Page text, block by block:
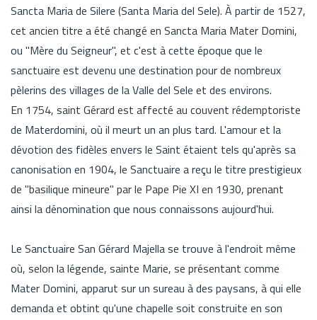
Sancta Maria de Silere (Santa Maria del Sele). À partir de 1527,
cet ancien titre a été changé en Sancta Maria Mater Domini,
ou "Mère du Seigneur", et c'est à cette époque que le
sanctuaire est devenu une destination pour de nombreux
pèlerins des villages de la Valle del Sele et des environs.
En 1754, saint Gérard est affecté au couvent rédemptoriste
de Materdomini, où il meurt un an plus tard. L'amour et la
dévotion des fidèles envers le Saint étaient tels qu'après sa
canonisation en 1904, le Sanctuaire a reçu le titre prestigieux
de "basilique mineure" par le Pape Pie XI en 1930, prenant
ainsi la dénomination que nous connaissons aujourd'hui.
Le Sanctuaire San Gérard Majella se trouve à l'endroit même
où, selon la légende, sainte Marie, se présentant comme
Mater Domini, apparut sur un sureau à des paysans, à qui elle
demanda et obtint qu'une chapelle soit construite en son